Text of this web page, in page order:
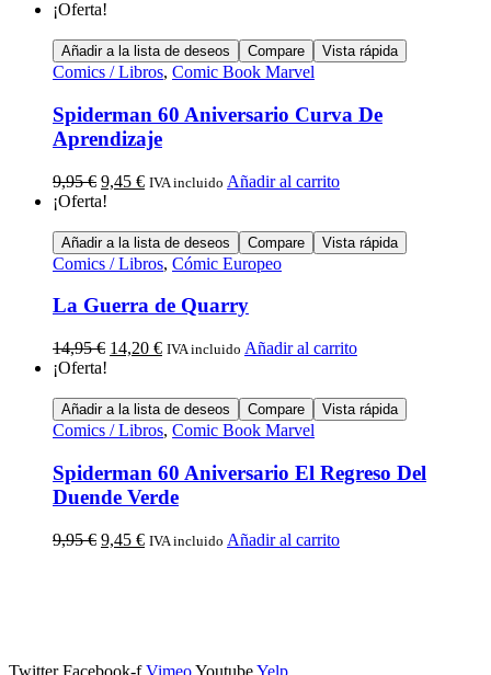
¡Oferta!
Añadir a la lista de deseos Compare Vista rápida
Comics / Libros, Comic Book Marvel
Spiderman 60 Aniversario Curva De
Aprendizaje
9,95€ 9,45 € IVA incluido Añadir al carrito
¡Oferta!
Añadir a la lista de deseos Compare Vista rápida
Comics / Libros, Cómic Europeo
La Guerra de Quarry
14,95€ 14,20 € IVA incluido Añadir al carrito
¡Oferta!
Añadir a la lista de deseos Compare Vista rápida
Comics / Libros, Comic Book Marvel
Spiderman 60 Aniversario El Regreso Del
Duende Verde
9,95€ 9,45 € IVA incluido Añadir al carrito
Twitter Facebook-f VimeoYoutubeYelp